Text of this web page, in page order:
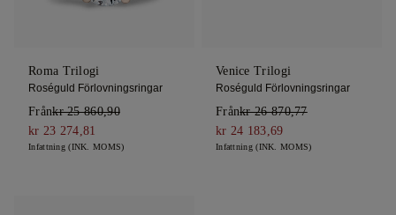
Roma Trilogi
Roséguld Förlovningsringar
Frånkr 25 860,90
kr 23 274,81
Infattning (INK. MOMS)
Venice Trilogi
Roséguld Förlovningsringar
Frånkr 26 870,77
kr 24 183,69
Infattning (INK. MOMS)